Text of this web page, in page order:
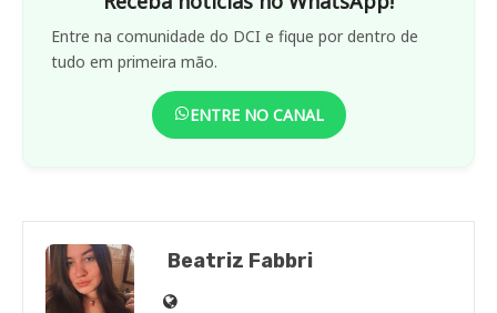
Entre na comunidade do DCI e fique por dentro de
tudo em primeira mão.
ENTRE NO CANAL
Beatriz Fabbri
Site